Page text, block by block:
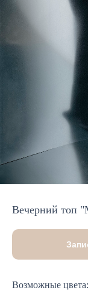
Вечерний топ
Возможные